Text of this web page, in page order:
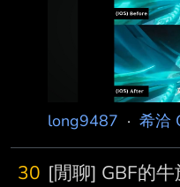
切實履行未成年人
數差別 一直被講
是全平台不是只
long9487 · 希洽
30 [閒聊] GBF的